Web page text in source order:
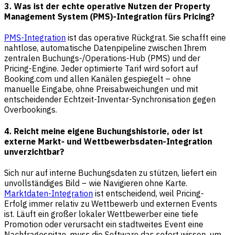
3. Was ist der echte operative Nutzen der Property
Management System (PMS)-Integration fürs Pricing?
PMS-Integration ist das operative Rückgrat. Sie schafft eine
nahtlose, automatische Datenpipeline zwischen Ihrem
zentralen Buchungs-/Operations-Hub (PMS) und der
Pricing-Engine. Jeder optimierte Tarif wird sofort auf
Booking.com und allen Kanälen gespiegelt – ohne
manuelle Eingabe, ohne Preisabweichungen und mit
entscheidender Echtzeit-Inventar-Synchronisation gegen
Overbookings.
4. Reicht meine eigene Buchungshistorie, oder ist
externe Markt- und Wettbewerbsdaten-Integration
unverzichtbar?
Sich nur auf interne Buchungsdaten zu stützen, liefert ein
unvollständiges Bild – wie Navigieren ohne Karte.
Marktdaten-Integration ist entscheidend, weil Pricing-
Erfolg immer relativ zu Wettbewerb und externen Events
ist. Läuft ein großer lokaler Wettbewerber eine tiefe
Promotion oder verursacht ein stadtweites Event eine